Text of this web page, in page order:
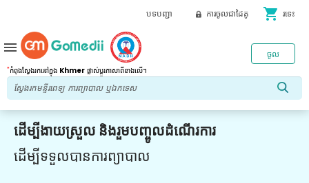
បទបញ្ជា ការចូលជាដៃគូ shopping_cart រទេះ
*កំពុងស្វែងរកនៅក្នុង Khmer ផ្លាស់ប្តូរភាសាពីខាងលើ។
ចូល
menu
ដើម្បីងាយស្រួល និងរួមបញ្ចូលដំណើរការ
ដើម្បីទទួលបានការព្យាបាល